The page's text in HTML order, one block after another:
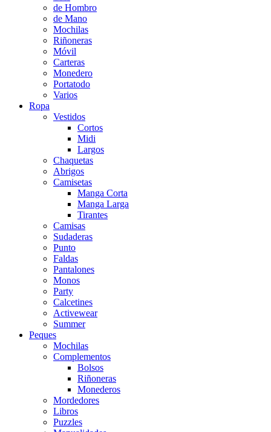
de Hombro
de Mano
Mochilas
Riñoneras
Móvil
Carteras
Monedero
Portatodo
Varios
Ropa
Vestidos
Cortos
Midi
Largos
Chaquetas
Abrigos
Camisetas
Manga Corta
Manga Larga
Tirantes
Camisas
Sudaderas
Punto
Faldas
Pantalones
Monos
Party
Calcetines
Activewear
Summer
Peques
Mochilas
Complementos
Bolsos
Riñoneras
Monederos
Mordedores
Libros
Puzzles